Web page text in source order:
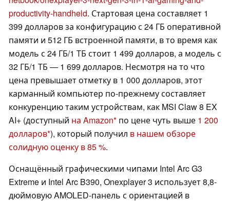
productivity-handheld. Стартовая цена составляет 1
399 долларов за конфигурацию с 24 ГБ оперативной
памяти и 512 ГБ встроенной памяти, в то время как
модель с 24 ГБ/1 ТБ стоит 1 499 долларов, а модель с
32 ГБ/1 ТБ — 1 699 долларов. Несмотря на то что
цена превышает отметку в 1 000 долларов, этот
карманный компьютер по-прежнему составляет
конкуренцию таким устройствам, как MSI Claw 8 EX
AI+ (доступный на Amazon по цене чуть выше 1 200
долларов ), который получил в нашем обзоре
солидную оценку в 85 %.
Оснащённый графическими чипами Intel Arc G3
Extreme и Intel Arc B390, Onexplayer 3 использует 8,8-
дюймовую AMOLED-панель с ориентацией в